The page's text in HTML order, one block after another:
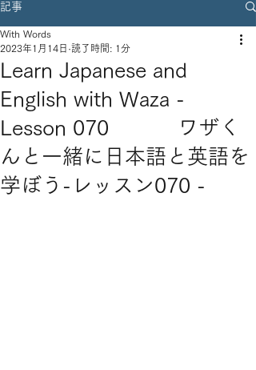
記事
Learn Japanese and
English with Waza -
Lesson 070 ワザく
んと一緒に日本語と英語を
学ぼう-レッスン070 -
With Words
2023年1月14日 読了時間: 1分